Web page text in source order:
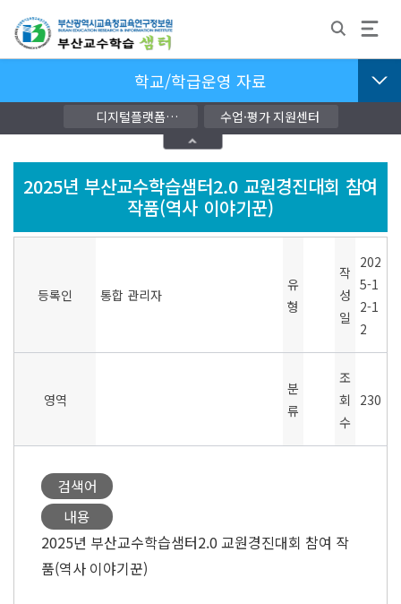
학교/학급운영 자료
디지털플랫폼
교단지원자료
수업·평가 지원센터
2025년 부산교수학습샘터2.0 교원경진대회 참여
작품(역사 이야기꾼)
등록인 통합 관리자
유
형
작
성
일
202
5-1
2-1
2
영역
분
류
조
회
수
230
검색어
내용
2025년 부산교수학습샘터2.0 교원경진대회 참여 작
품(역사 이야기꾼)